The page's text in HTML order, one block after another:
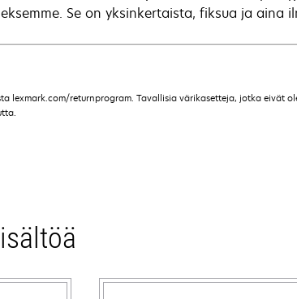
Se on yksinkertaista, fiksua ja aina
lexmark.com/returnprogram. Tavallisia värikasetteja, jotka eivät